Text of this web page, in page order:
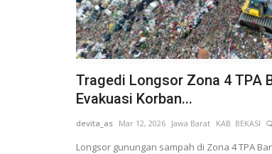
Tragedi Longsor Zona 4 TPA
Evakuasi Korban...
devita_as Mar 12, 2026 Jawa Barat KAB. BEKASI
Longsor gunungan sampah di Zona 4 TPA